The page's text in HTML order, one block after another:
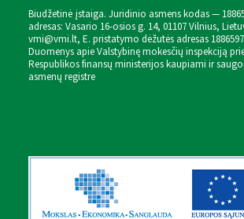
Biudžetinė įstaiga. Juridinio asmens kodas —
adresas: Vasario 16-osios g. 14, 01107 Vilnius,
vmi@vmi.lt, E. pristatymo dėžutės adresas
Duomenys apie Valstybinę mokesčių inspekciją
Respublikos finansų ministerijos kaupiami ir
asmenų registre